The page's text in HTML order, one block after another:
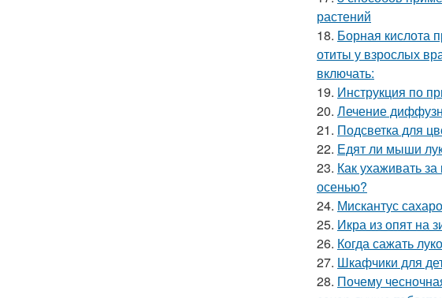
растений
18. Борная кислота
отиты у взрослых
включать:
19. Инструкция по
20. Лечение
21. Подсветка для
22. Едят ли мыши
23. Как ухаживать
осенью?
24. Мискантус
25. Икра из опят на
26. Когда сажать
27. Шкафчики для
28. Почему